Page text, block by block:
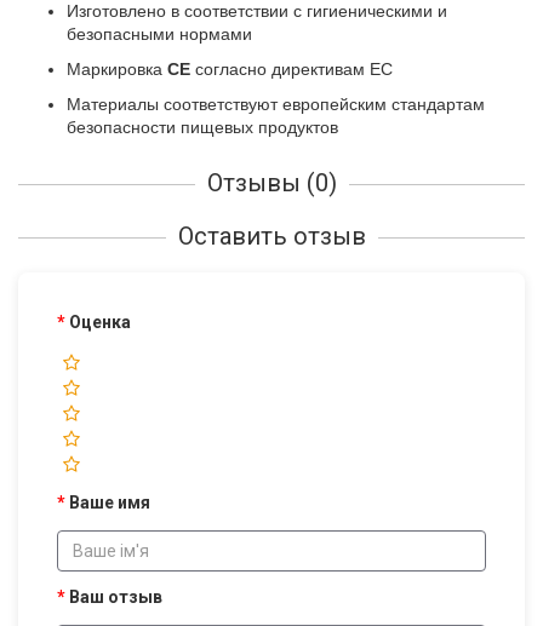
Изготовлено в соответствии с гигиеническими и
безопасными нормами
Маркировка CE согласно директивам ЕС
Материалы соответствуют европейским стандартам
безопасности пищевых продуктов
Отзывы (0)
Оставить отзыв
Оценка
Ваше имя
Ваш отзыв